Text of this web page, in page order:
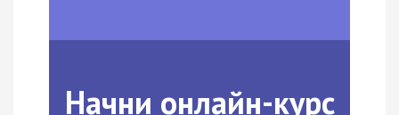
Начни онлайн-курс